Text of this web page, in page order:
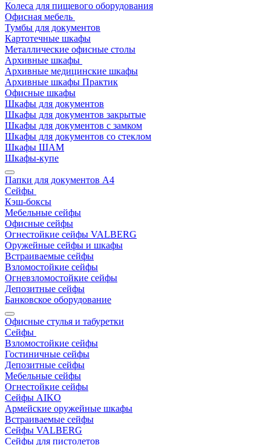
Колеса для пищевого оборудования
Офисная мебель
Тумбы для документов
Картотечные шкафы
Металлические офисные столы
Архивные шкафы
Архивные медицинские шкафы
Архивные шкафы Практик
Офисные шкафы
Шкафы для документов
Шкафы для документов закрытые
Шкафы для документов с замком
Шкафы для документов со стеклом
Шкафы ШАМ
Шкафы-купе
Папки для документов A4
Сейфы
Кэш-боксы
Мебельные сейфы
Офисные сейфы
Огнестойкие сейфы VALBERG
Оружейные сейфы и шкафы
Встраиваемые сейфы
Взломостойкие сейфы
Огневзломостойкие сейфы
Депозитные сейфы
Банковское оборудование
Офисные стулья и табуретки
Сейфы
Взломостойкие сейфы
Гостиничные сейфы
Депозитные сейфы
Мебельные сейфы
Огнестойкие сейфы
Сейфы AIKO
Армейские оружейные шкафы
Встраиваемые сейфы
Сейфы VALBERG
Сейфы для пистолетов